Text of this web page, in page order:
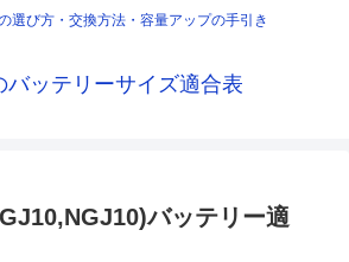
選び方・交換方法・容量アップの手引き
バッテリーサイズ適合表
バッテリー適